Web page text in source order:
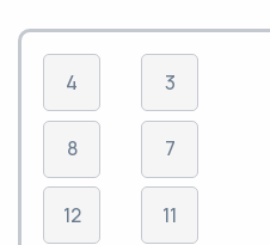
4
8
12
3
7
11